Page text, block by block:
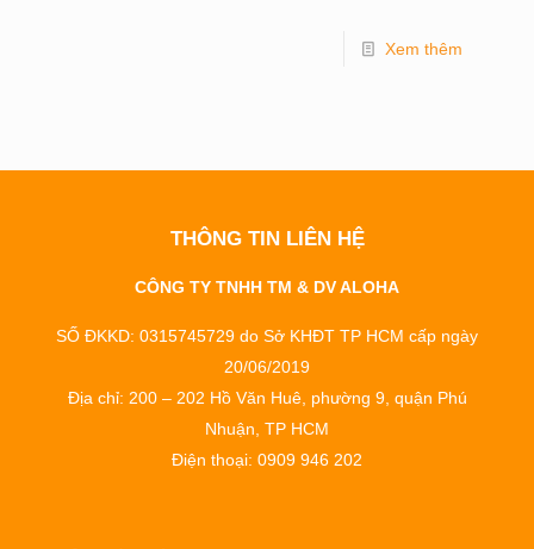
Xem thêm
THÔNG TIN LIÊN HỆ
CÔNG TY TNHH TM & DV ALOHA
SỐ ĐKKD: 0315745729 do Sở KHĐT TP HCM cấp ngày
20/06/2019
Địa chỉ: 200 – 202 Hồ Văn Huê, phường 9, quận Phú
Nhuận, TP HCM
Điện thoại: 0909 946 202